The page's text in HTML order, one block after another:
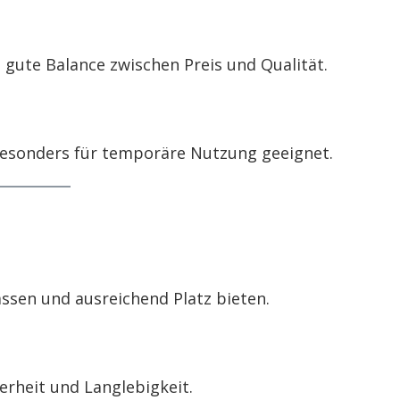
Balance zwischen Preis und Qualität.
für temporäre Nutzung geeignet.
und ausreichend Platz bieten.
und Langlebigkeit.